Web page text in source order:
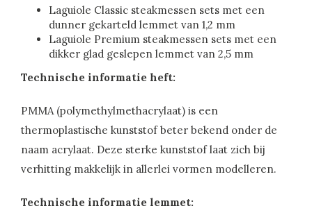
Laguiole Classic steakmessen sets met een
dunner gekarteld lemmet van 1,2 mm
Laguiole Premium steakmessen sets met een
dikker glad geslepen lemmet van 2,5 mm
Technische informatie heft:
PMMA (polymethylmethacrylaat) is een
thermoplastische kunststof beter bekend onder de
naam acrylaat. Deze sterke kunststof laat zich bij
verhitting makkelijk in allerlei vormen modelleren.
Technische informatie lemmet: